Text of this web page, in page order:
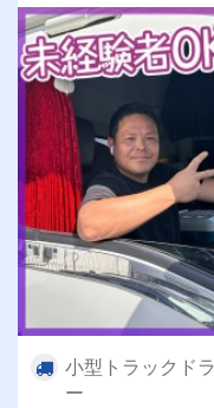
小型トラックド
ー